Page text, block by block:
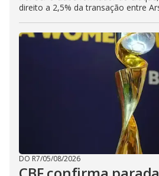
direito a 2,5% da transação entre
DO R7/05/08/2026